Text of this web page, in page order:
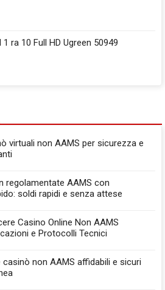
1 ra 10 Full HD Ugreen 50949
virtuali non AAMS per sicurezza e
regolamentate AAMS con
soldi rapidi e senza attese
Casino Online Non AAMS
e Protocolli Tecnici
non AAMS affidabili e sicuri